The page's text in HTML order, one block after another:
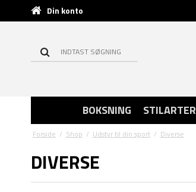
Din konto
BOKSNING STILARTER
Forside / Shop / Udstyr til din sport / Diverse
DIVERSE